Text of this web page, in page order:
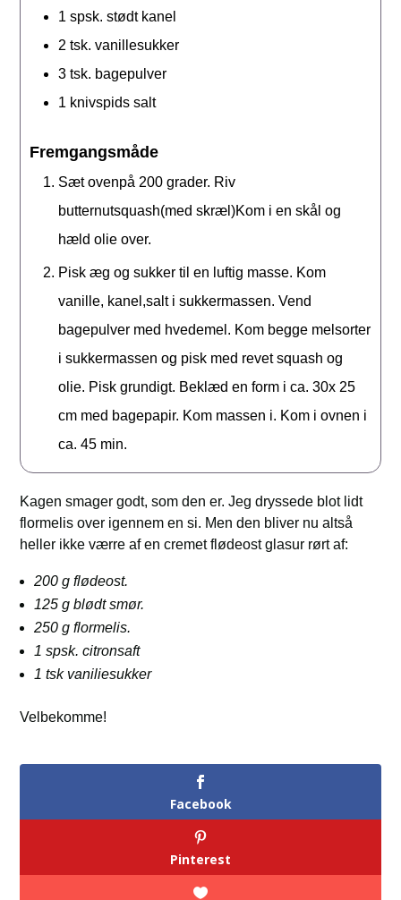
1 spsk. stødt kanel
2 tsk. vanillesukker
3 tsk. bagepulver
1 knivspids salt
Fremgangsmåde
Sæt ovenpå 200 grader. Riv
butternutsquash(med skræl)Kom i en skål og
hæld olie over.
Pisk æg og sukker til en luftig masse. Kom
vanille, kanel,salt i sukkermassen. Vend
bagepulver med hvedemel. Kom begge melsorter
i sukkermassen og pisk med revet squash og
olie. Pisk grundigt. Beklæd en form i ca. 30x 25
cm med bagepapir. Kom massen i. Kom i ovnen i
ca. 45 min.
Kagen smager godt, som den er. Jeg dryssede blot lidt
flormelis over igennem en si. Men den bliver nu altså
heller ikke værre af en cremet flødeost glasur rørt af:
200 g flødeost.
125 g blødt smør.
250 g flormelis.
1 spsk. citronsaft
1 tsk vaniliesukker
Velbekomme!
Facebook
Pinterest